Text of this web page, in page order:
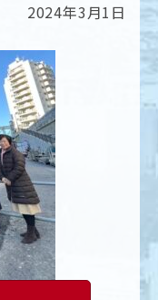
2024年3月1日